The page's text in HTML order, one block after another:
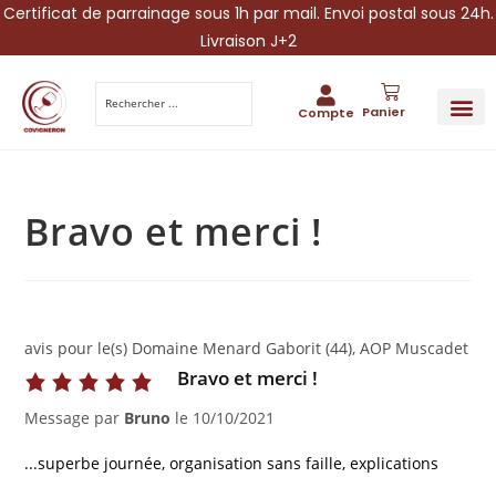
Certificat de parrainage sous 1h par mail. Envoi postal sous 24h.
Livraison J+2
Compte Panier
Bravo et merci !
avis pour le(s) Domaine Menard Gaborit (44), AOP Muscadet
Bravo et merci !
Message par Bruno le 10/10/2021
...superbe journée, organisation sans faille, explications